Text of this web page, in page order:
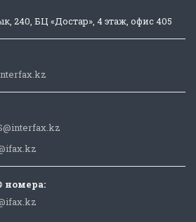
240, БЦ «Достар», 4 этаж, офис 405
номера: